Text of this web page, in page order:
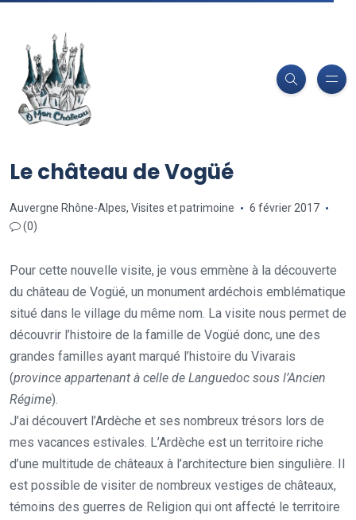
Le château de Vogüé
Auvergne Rhône-Alpes, Visites et patrimoine
6 février 2017
(0)
Pour cette nouvelle visite, je vous emmène à la découverte
du château de Vogüé, un monument ardéchois emblématique
situé dans le village du même nom. La visite nous permet de
découvrir l’histoire de la famille de Vogüé donc, une des
grandes familles ayant marqué l’histoire du Vivarais
(province appartenant à celle de Languedoc sous l’Ancien
Régime).
J’ai découvert l’Ardèche et ses nombreux trésors lors de
mes vacances estivales. L’Ardèche est un territoire riche
d’une multitude de châteaux à l’architecture bien singulière. Il
est possible de visiter de nombreux vestiges de châteaux,
témoins des guerres de Religion qui ont affecté le territoire